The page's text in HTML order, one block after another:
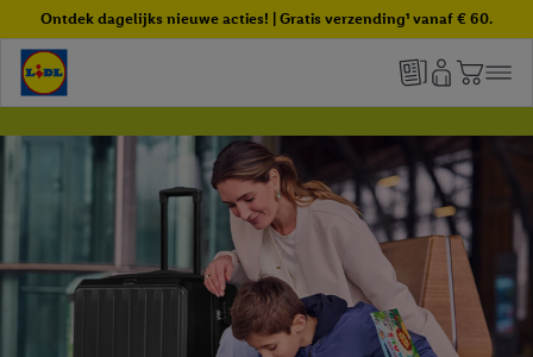
Ontdek dagelijks nieuwe acties! | Gratis verzending¹ vanaf € 60.